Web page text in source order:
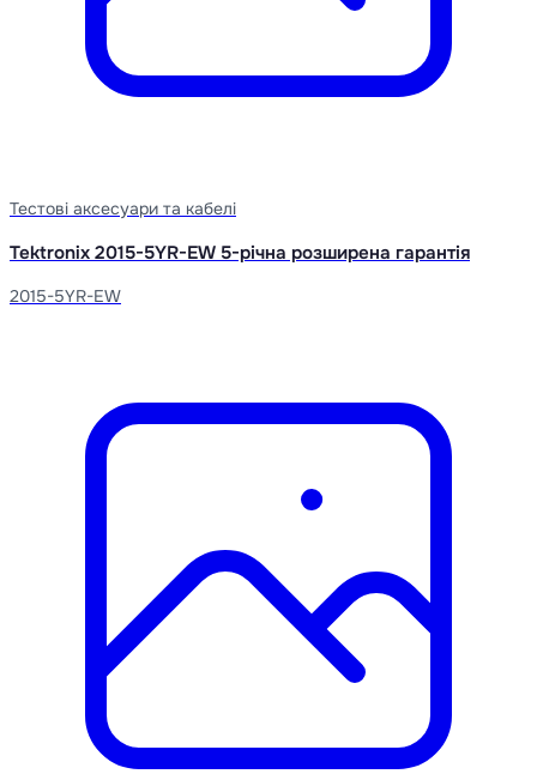
Тестові аксесуари та кабелі
Tektronix 2015-5YR-EW 5-річна розширена гарантія
2015-5YR-EW